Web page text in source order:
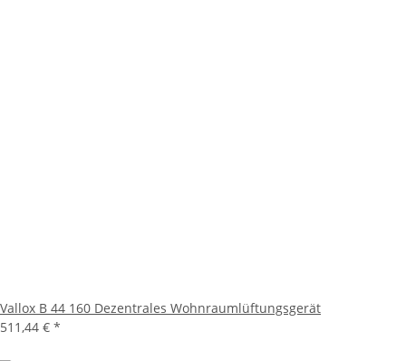
Vallox B 44 160 Dezentrales Wohnraumlüftungsgerät
511,44 € *